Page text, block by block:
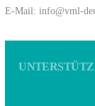
E-Mail: info@vml-